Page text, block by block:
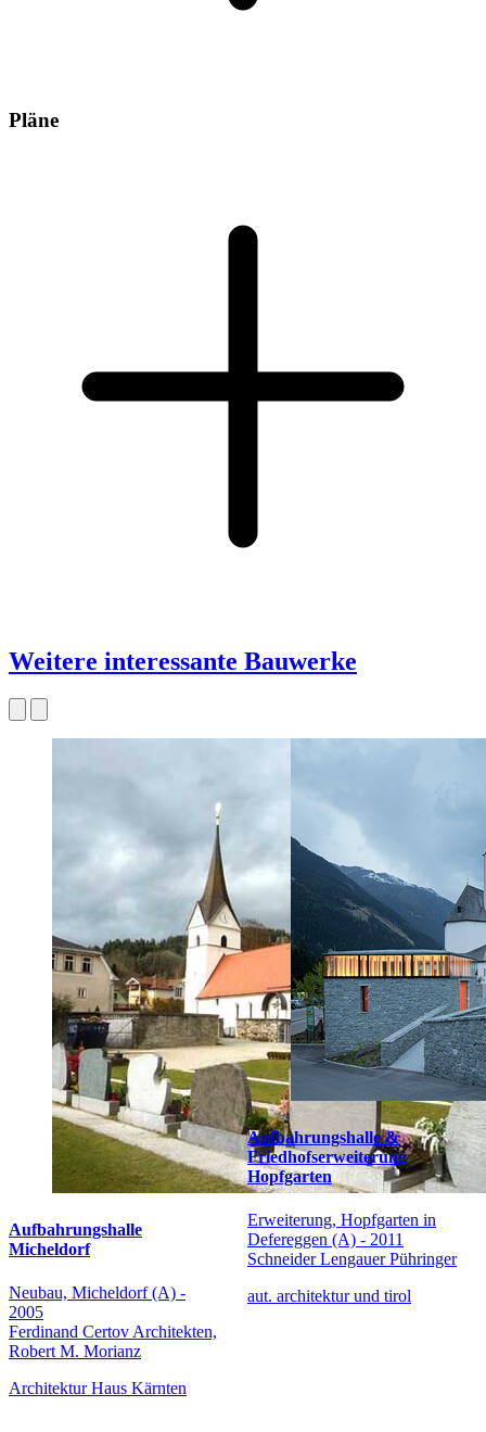
Pläne
Weitere interessante Bauwerke
Aufbahrungshalle
Micheldorf
Neubau, Micheldorf (A) -
2005
Ferdinand Certov Architekten,
Robert M. Morianz
Architektur Haus Kärnten
Aufbahrungshalle &
Friedhofserweiterung
Hopfgarten
Erweiterung, Hopfgarten in
Defereggen (A) - 2011
Schneider Lengauer Pühringer
aut. architektur und tirol